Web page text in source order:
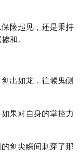
险起见，还是秉持
和。
出如龙，往髅鬼侧
果对自身的掌控力
剑尖瞬间刺穿了那